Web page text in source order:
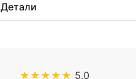
Детали
★★★★★ 5.0